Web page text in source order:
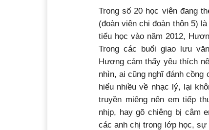
Trong số 20 học viên đang
(đoàn viên chi đoàn thôn 5)
tiểu học vào năm 2012,
Trong các buổi giao lưu
Hương cảm thấy yêu thích
nhìn, ai cũng nghĩ đánh
hiểu nhiều về nhạc lý, lại
truyền miệng nên em tiếp
nhịp, hay gõ chiêng bị câm
các anh chị trong lớp học,